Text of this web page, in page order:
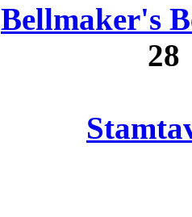
Bellmaker's